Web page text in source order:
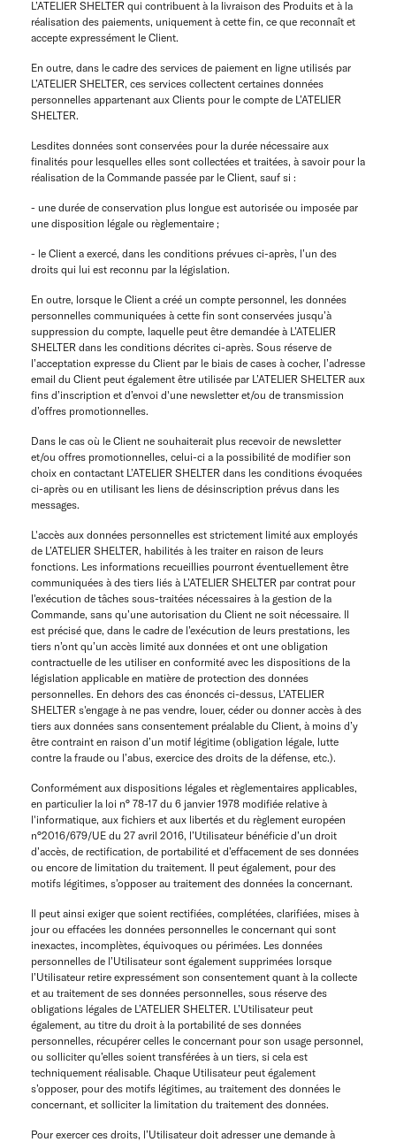
L’ATELIER SHELTER qui contribuent à la livraison des Produits et à la
réalisation des paiements, uniquement à cette fin, ce que reconnaît et
accepte expressément le Client.
En outre, dans le cadre des services de paiement en ligne utilisés par
L’ATELIER SHELTER, ces services collectent certaines données
personnelles appartenant aux Clients pour le compte de L’ATELIER
SHELTER.
Lesdites données sont conservées pour la durée nécessaire aux
finalités pour lesquelles elles sont collectées et traitées, à savoir pour la
réalisation de la Commande passée par le Client, sauf si :
- une durée de conservation plus longue est autorisée ou imposée par
une disposition légale ou règlementaire ;
- le Client a exercé, dans les conditions prévues ci-après, l’un des
droits qui lui est reconnu par la législation.
En outre, lorsque le Client a créé un compte personnel, les données
personnelles communiquées à cette fin sont conservées jusqu’à
suppression du compte, laquelle peut être demandée à L’ATELIER
SHELTER dans les conditions décrites ci-après. Sous réserve de
l’acceptation expresse du Client par le biais de cases à cocher, l’adresse
email du Client peut également être utilisée par L’ATELIER SHELTER aux
fins d’inscription et d’envoi d'une newsletter et/ou de transmission
d’offres promotionnelles.
Dans le cas où le Client ne souhaiterait plus recevoir de newsletter
et/ou offres promotionnelles, celui-ci a la possibilité de modifier son
choix en contactant L’ATELIER SHELTER dans les conditions évoquées
ci-après ou en utilisant les liens de désinscription prévus dans les
messages.
L'accès aux données personnelles est strictement limité aux employés
de L’ATELIER SHELTER, habilités à les traiter en raison de leurs
fonctions. Les informations recueillies pourront éventuellement être
communiquées à des tiers liés à L’ATELIER SHELTER par contrat pour
l'exécution de tâches sous-traitées nécessaires à la gestion de la
Commande, sans qu’une autorisation du Client ne soit nécessaire. Il
est précisé que, dans le cadre de l’exécution de leurs prestations, les
tiers n’ont qu’un accès limité aux données et ont une obligation
contractuelle de les utiliser en conformité avec les dispositions de la
législation applicable en matière de protection des données
personnelles. En dehors des cas énoncés ci-dessus, L’ATELIER
SHELTER s'engage à ne pas vendre, louer, céder ou donner accès à des
tiers aux données sans consentement préalable du Client, à moins d’y
être contraint en raison d’un motif légitime (obligation légale, lutte
contre la fraude ou l’abus, exercice des droits de la défense, etc.).
Conformément aux dispositions légales et règlementaires applicables,
en particulier la loi n° 78-17 du 6 janvier 1978 modifiée relative à
l'informatique, aux fichiers et aux libertés et du règlement européen
n°2016/679/UE du 27 avril 2016, l’Utilisateur bénéficie d’un droit
d’accès, de rectification, de portabilité et d’effacement de ses données
ou encore de limitation du traitement. Il peut également, pour des
motifs légitimes, s’opposer au traitement des données la concernant.
Il peut ainsi exiger que soient rectifiées, complétées, clarifiées, mises à
jour ou effacées les données personnelles le concernant qui sont
inexactes, incomplètes, équivoques ou périmées. Les données
personnelles de l’Utilisateur sont également supprimées lorsque
l’Utilisateur retire expressément son consentement quant à la collecte
et au traitement de ses données personnelles, sous réserve des
obligations légales de L’ATELIER SHELTER. L’Utilisateur peut
également, au titre du droit à la portabilité de ses données
personnelles, récupérer celles le concernant pour son usage personnel,
ou solliciter qu’elles soient transférées à un tiers, si cela est
techniquement réalisable. Chaque Utilisateur peut également
s’opposer, pour des motifs légitimes, au traitement des données le
concernant, et solliciter la limitation du traitement des données.
Pour exercer ces droits, l’Utilisateur doit adresser une demande à